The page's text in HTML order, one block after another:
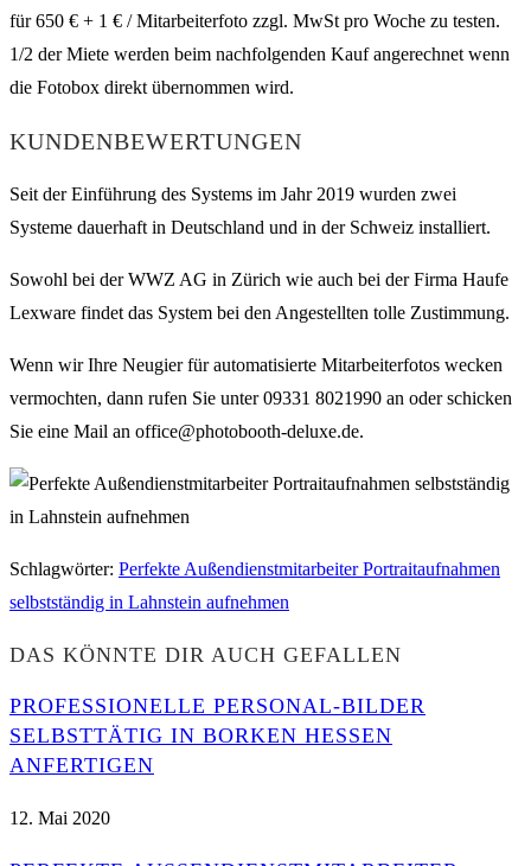
für 650 € + 1 € / Mitarbeiterfoto zzgl. MwSt pro Woche zu testen.
1/2 der Miete werden beim nachfolgenden Kauf angerechnet wenn
die Fotobox direkt übernommen wird.
KUNDENBEWERTUNGEN
Seit der Einführung des Systems im Jahr 2019 wurden zwei
Systeme dauerhaft in Deutschland und in der Schweiz installiert.
Sowohl bei der WWZ AG in Zürich wie auch bei der Firma Haufe
Lexware findet das System bei den Angestellten tolle Zustimmung.
Wenn wir Ihre Neugier für automatisierte Mitarbeiterfotos wecken
vermochten, dann rufen Sie unter 09331 8021990 an oder schicken
Sie eine Mail an office@photobooth-deluxe.de.
Schlagwörter: Perfekte Außendienstmitarbeiter Portraitaufnahmen
selbstständig in Lahnstein aufnehmen
DAS KÖNNTE DIR AUCH GEFALLEN
PROFESSIONELLE PERSONAL-BILDER
SELBSTTÄTIG IN BORKEN HESSEN
ANFERTIGEN
12. Mai 2020